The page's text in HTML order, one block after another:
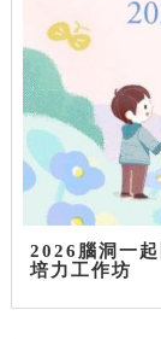
2026腦洞一
培力工作坊